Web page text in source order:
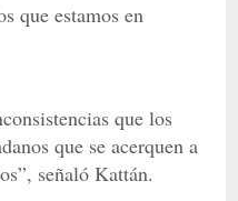
que estamos en
que los
que se acerquen a
señaló Kattán.